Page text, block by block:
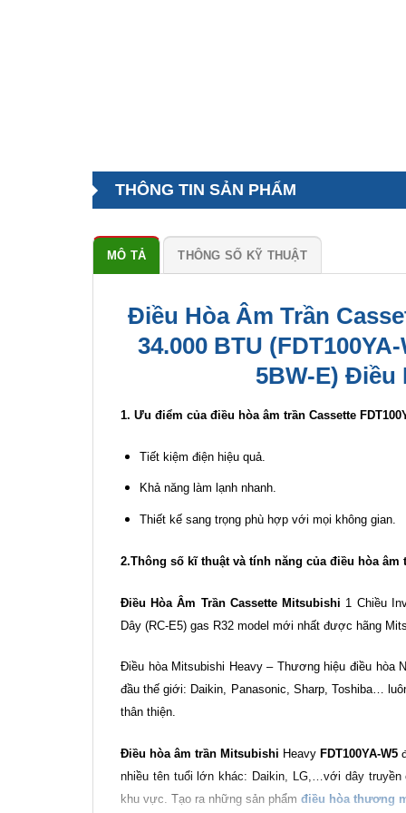
THÔNG TIN SẢN PHẨM
MÔ TẢ THÔNG SỐ KỸ THUẬT
Điều Hòa Âm Trần
34.000 BTU
5BW-E) Điều
1. Ưu điểm của điều hòa âm trần Cassette
Tiết kiệm điện hiệu quả.
Khả năng làm lạnh nhanh.
Thiết kế sang trọng phù hợp với mọi không gian.
2.Thông số kĩ thuật và tính năng của điều hòa âm
Điều Hòa Âm Trần Cassette Mitsubishi 1 Chiều
Dây (RC-E5) gas R32 model mới nhất được hãng
Điều hòa Mitsubishi Heavy – Thương hiệu điều hòa
đầu thế giới: Daikin, Panasonic, Sharp, Toshiba…
thân thiện.
Điều hòa âm trần Mitsubishi Heavy FDT100YA-W5
nhiều tên tuổi lớn khác: Daikin, LG,…với dây truyền
khu vực. Tạo ra những sản phẩm điều hòa thương